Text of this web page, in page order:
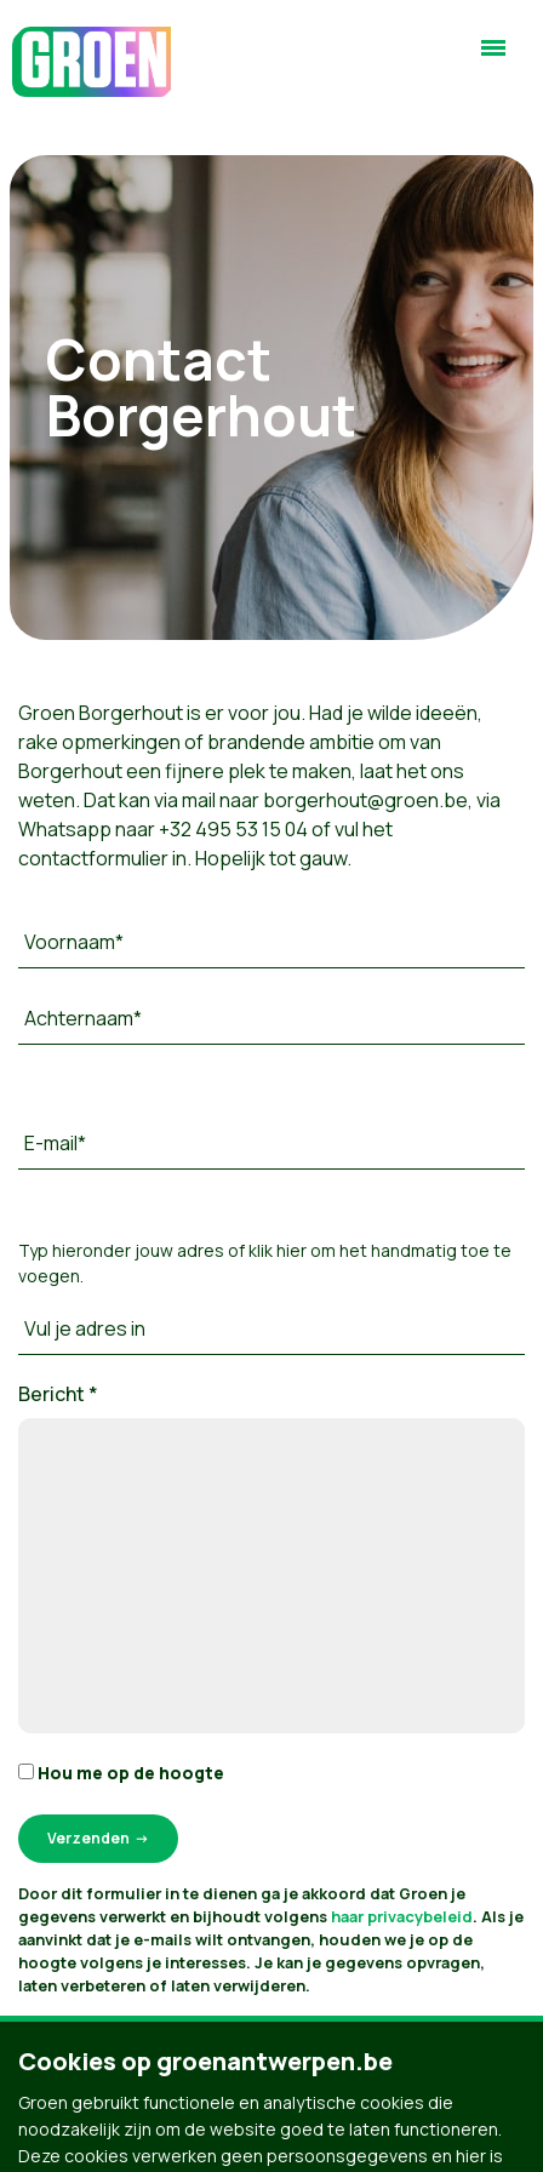
Contact
Borgerhout
Groen Borgerhout is er voor jou. Had je wilde ideeën,
rake opmerkingen of brandende ambitie om van
Borgerhout een fijnere plek te maken, laat het ons
weten. Dat kan via mail naarborgerhout@groen.be, via
Whatsapp naar +32 495 53 15 04of vul het
contactformulier in. Hopelijk tot gauw.
Voornaam*
Achternaam*
E-mail*
Typ hieronder jouw adres ofklik hier om het handmatig toe te
voegen.
Vul je adres in
Bericht *
Hou me op de hoogte
Door dit formulier in te dienen ga je akkoord dat Groen je
gegevens verwerkt en bijhoudt volgens haar privacybeleid. Als je
aanvinkt dat je e-mails wilt ontvangen, houden we je op de
hoogte volgens je interesses. Je kan je gegevens opvragen,
laten verbeteren of laten verwijderen.
Cookies op groenantwerpen.be
Groen gebruikt functionele en analytische cookies die
noodzakelijk zijn om de website goed te laten functioneren.
Deze cookies verwerken geen persoonsgegevens en hier is